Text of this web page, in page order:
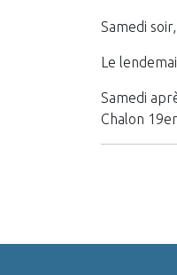
Samedi
Le
Samedi
Chalon